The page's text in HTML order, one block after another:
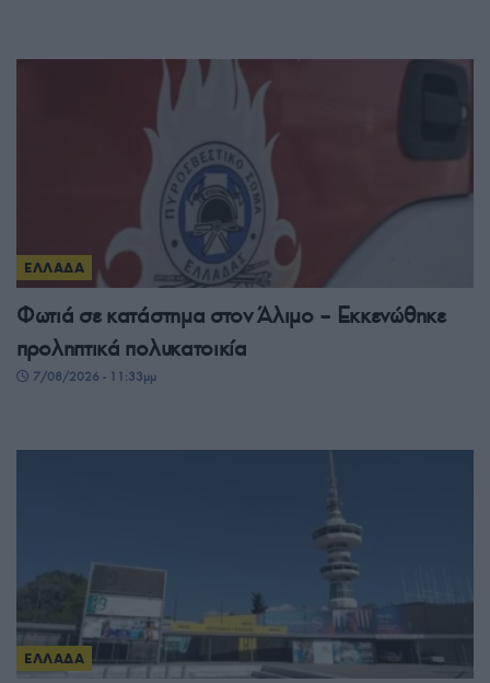
ΕΛΛΑΔΑ
Φωτιά σε κατάστημα στον Άλιμο – Εκκενώθηκε
προληπτικά πολυκατοικία
7/08/2026 - 11:33μμ
ΕΛΛΑΔΑ